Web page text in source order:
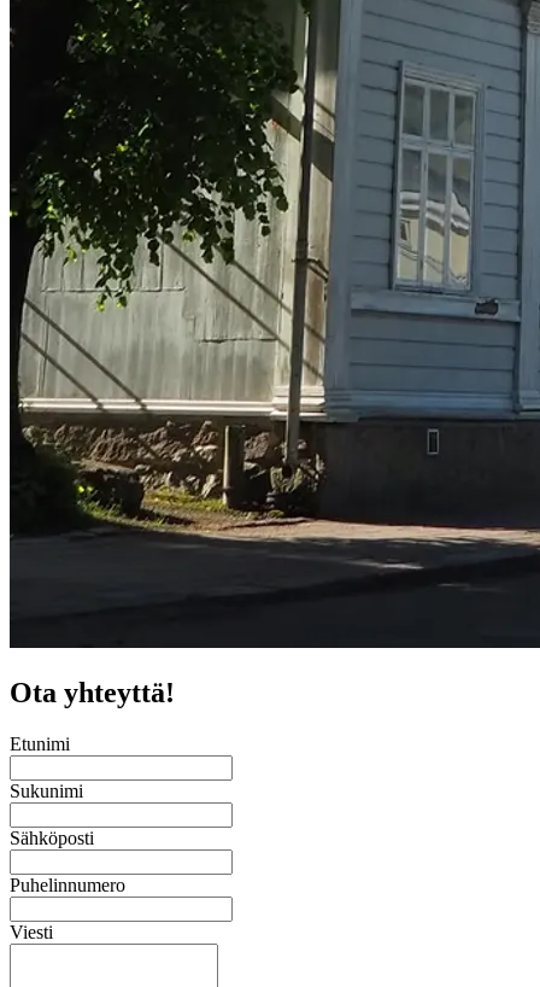
Ota yhteyttä!
Etunimi
Sukunimi
Sähköposti
Puhelinnumero
Viesti